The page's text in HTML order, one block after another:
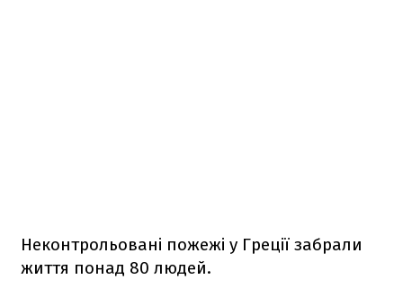
Неконтрольовані пожежі у Греції забрали
життя понад 80 людей.